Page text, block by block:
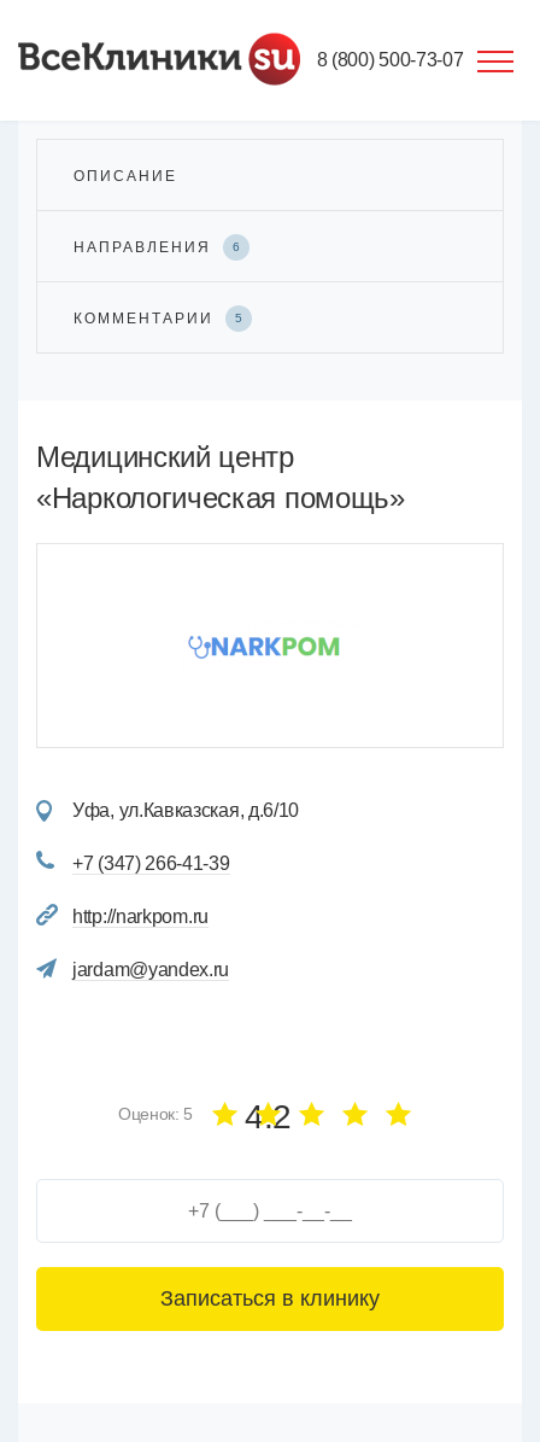
8 (800) 500-73-07
ОПИСАНИЕ
НАПРАВЛЕНИЯ 6
КОММЕНТАРИИ 5
Медицинский центр
«Наркологическая помощь»
Уфа, ул.Кавказская, д.6/10
+7 (347) 266-41-39
http://narkpom.ru
jardam@yandex.ru
4.2
Оценок: 5
3+6=